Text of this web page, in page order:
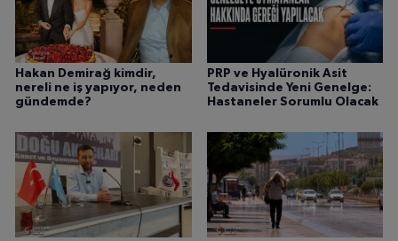
Hakan Demirağ kimdir,
nereli ne iş yapıyor, neden
gündemde?
PRP ve Hyalüronik Asit
Tedavisinde Yeni Genelge:
Hastaneler Sorumlu Olacak